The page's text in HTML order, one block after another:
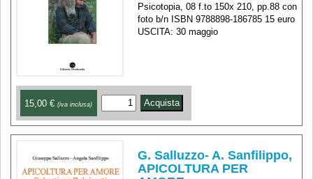
Psicotopia, 08 f.to 150x 210, pp.88 con
foto b/n ISBN 9788898-186785 15 euro
USCITA: 30 maggio
15,00 € (iva inclusa)
G. Salluzzo- A. Sanfilippo,
APICOLTURA PER